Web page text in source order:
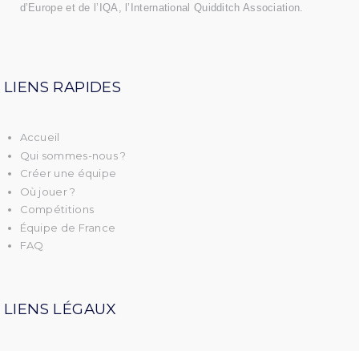
d’Europe et de l’IQA, l’ International Quidditch Association
LIENS RAPIDES
Accueil
Qui sommes-nous ?
Créer une équipe
Où jouer ?
Compétitions
Équipe de France
FAQ
LIENS LÉGAUX